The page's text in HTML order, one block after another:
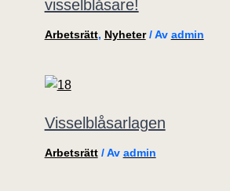
visselblåsare!
Arbetsrätt, Nyheter/ Av admin
Visselblåsarlagen
Arbetsrätt/ Av admin